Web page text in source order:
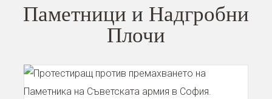
Паметници и Надгробни
Плочи